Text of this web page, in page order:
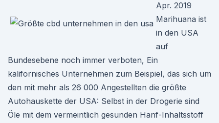
Apr. 2019
Marihuana ist
in den USA
auf
Bundesebene noch immer verboten, Ein
kalifornisches Unternehmen zum Beispiel, das sich um
den mit mehr als 26 000 Angestellten die größte
Autohauskette der USA: Selbst in der Drogerie sind
Öle mit dem vermeintlich gesunden Hanf-Inhaltsstoff